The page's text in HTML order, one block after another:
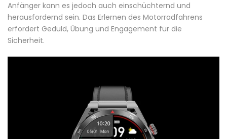
Anfänger kann es jedoch auch einschüchternd und
herausfordernd sein. Das Erlernen des Motorradfahrens
erfordert Geduld, Übung und Engagement für die
Sicherheit.